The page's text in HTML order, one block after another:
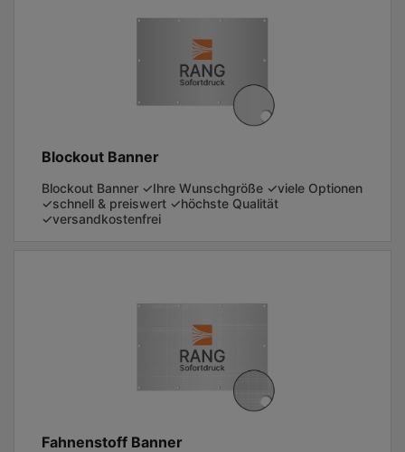
Blockout Banner
Blockout Banner ✓Ihre Wunschgröße ✓viele Optionen
✓schnell & preiswert ✓höchste Qualität
✓versandkostenfrei
Fahnenstoff Banner